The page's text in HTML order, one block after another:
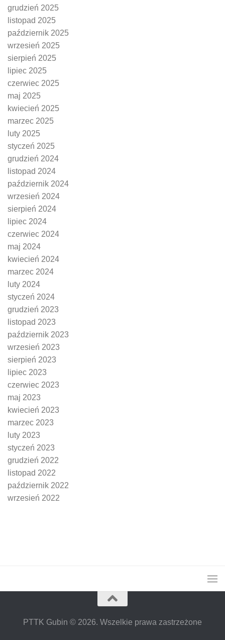
grudzień 2025
listopad 2025
październik 2025
wrzesień 2025
sierpień 2025
lipiec 2025
czerwiec 2025
maj 2025
kwiecień 2025
marzec 2025
luty 2025
styczeń 2025
grudzień 2024
listopad 2024
październik 2024
wrzesień 2024
sierpień 2024
lipiec 2024
czerwiec 2024
maj 2024
kwiecień 2024
marzec 2024
luty 2024
styczeń 2024
grudzień 2023
listopad 2023
październik 2023
wrzesień 2023
sierpień 2023
lipiec 2023
czerwiec 2023
maj 2023
kwiecień 2023
marzec 2023
luty 2023
styczeń 2023
grudzień 2022
listopad 2022
październik 2022
wrzesień 2022
PTTK Gubin © 2026. Wszelkie prawa zastrzeżone